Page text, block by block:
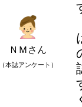
ＮＭさん
（本誌アンケート）